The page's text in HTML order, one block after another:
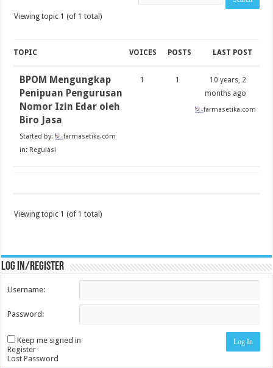
Viewing topic 1 (of 1 total)
TOPIC VOICES POSTS LAST POST
BPOM Mengungkap
Penipuan Pengurusan
Nomor Izin Edar oleh
Biro Jasa
Started by:
farmasetika.com
in: Regulasi
1 1
10 years, 2
months ago
farmasetika.com
Viewing topic 1 (of 1 total)
Log in/register
Username:
Password:
Keep me signed in Log In
Register
Lost Password